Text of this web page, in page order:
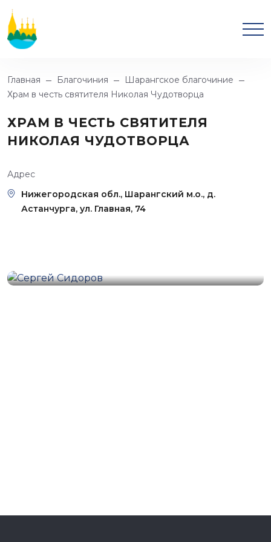
Главная Благочиния
Шарангское благочиние
Храм в честь святителя Николая Чудотворца
ХРАМ В ЧЕСТЬ СВЯТИТЕЛЯ
НИКОЛАЯ ЧУДОТВОРЦА
Адрес
Нижегородская обл., Шарангский м.о., д.
Астанчурга, ул. Главная, 74